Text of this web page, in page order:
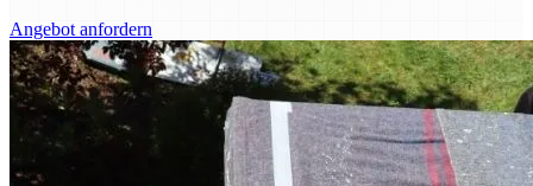
Angebot anfordern